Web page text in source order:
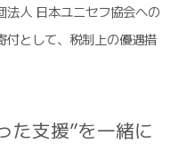
法人 日本ユニセフ協会への
付として、税制上の優遇措
た支援”を一緒に